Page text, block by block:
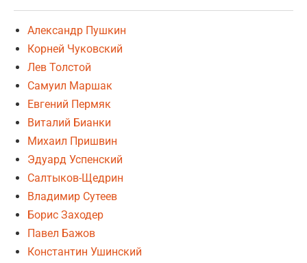
Александр Пушкин
Корней Чуковский
Лев Толстой
Самуил Маршак
Евгений Пермяк
Виталий Бианки
Михаил Пришвин
Эдуард Успенский
Салтыков-Щедрин
Владимир Сутеев
Борис Заходер
Павел Бажов
Константин Ушинский